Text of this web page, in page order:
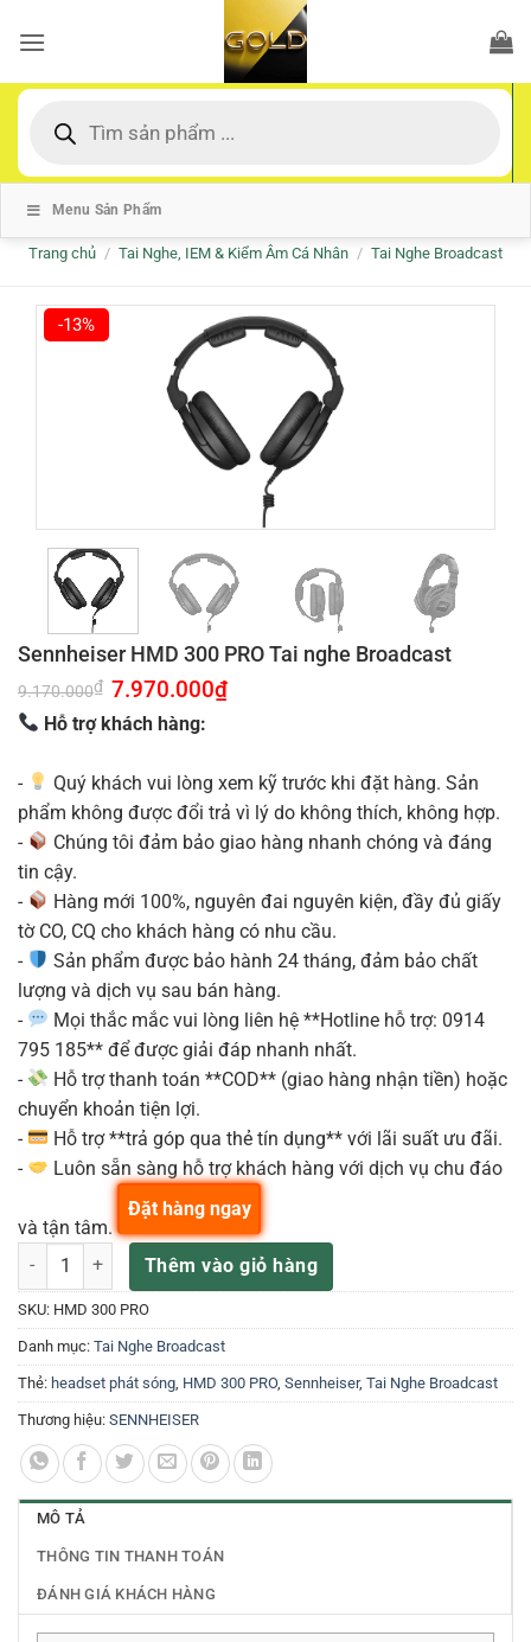
qua
dung
kiếm
Menu Sản Phẩm
Trang chủ / Tai Nghe, IEM & Kiểm Âm Cá Nhân / Tai Nghe Broadcast
-13%
Sennheiser HMD 300 PRO Tai nghe Broadcast
9.170.000₫ Giá
gốc
là:
9.170.000₫.
7.970.000₫Giá
Hỗ trợ khách hàng:
-
Quý khách vui lòng xem kỹ trước khi đặt hàng. Sản
phẩm không được đổi trả vì lý do không thích, không hợp.
-
Chúng tôi đảm bảo giao hàng nhanh chóng và đáng
tin cậy.
-
Hàng mới 100%, nguyên đai nguyên kiện, đầy đủ giấy
tờ CO, CQ cho khách hàng có nhu cầu.
-
Sản phẩm được bảo hành 24 tháng, đảm bảo chất
lượng và dịch vụ sau bán hàng.
-
Mọi thắc mắc vui lòng liên hệ **Hotline hỗ trợ: 0914
795 185** để được giải đáp nhanh nhất.
-
Hỗ trợ thanh toán **COD** (giao hàng nhận tiền) hoặc
chuyển khoản tiện lợi.
-
Hỗ trợ **trả góp qua thẻ tín dụng** với lãi suất ưu đãi.
-
Luôn sẵn sàng hỗ trợ khách hàng với dịch vụ chu đáo
và tận tâm.
Sennheiser HMD 300 PRO Tai nghe Broadcast số lượng
Thêm vào giỏ hàng
Đặt hàng ngay
SKU: HMD 300 PRO
Danh mục: Tai Nghe Broadcast
Thẻ: headset phát sóng HMD 300 PRO, Sennheiser, Tai Nghe Broadcast
Thương hiệu: SENNHEISER
MÔ TẢ
THÔNG TIN THANH TOÁN
ĐÁNH GIÁ KHÁCH HÀNG